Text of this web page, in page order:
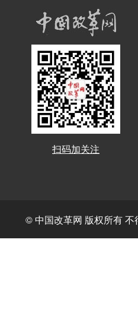
扫码加关注
© 中国改革网 版权所有 不